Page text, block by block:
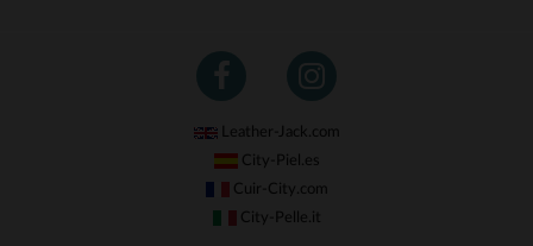
Leather-Jack.com
City-Piel.es
Cuir-City.com
City-Pelle.it